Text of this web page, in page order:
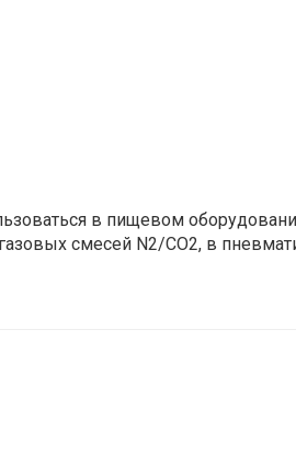
в пищевом
смесей N2/CO2, в